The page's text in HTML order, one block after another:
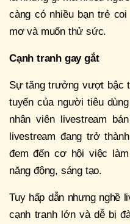
càng có nhiều bạn trẻ
mơ và muốn thử sức.
Cạnh tranh gay gắt
Sự tăng trưởng vượt bậc
tuyến của người tiêu
nhân viên livestream
livestream đang trở
đem đến cơ hội việc
năng động, sáng tạo.
Tuy hấp dẫn nhưng nghề
cạnh tranh lớn và dễ bị